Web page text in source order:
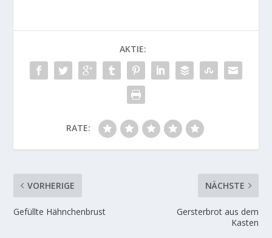
AKTIE:
RATE:
VORHERIGE
Gefüllte Hähnchenbrust
NÄCHSTE
Gersterbrot aus dem
Kasten